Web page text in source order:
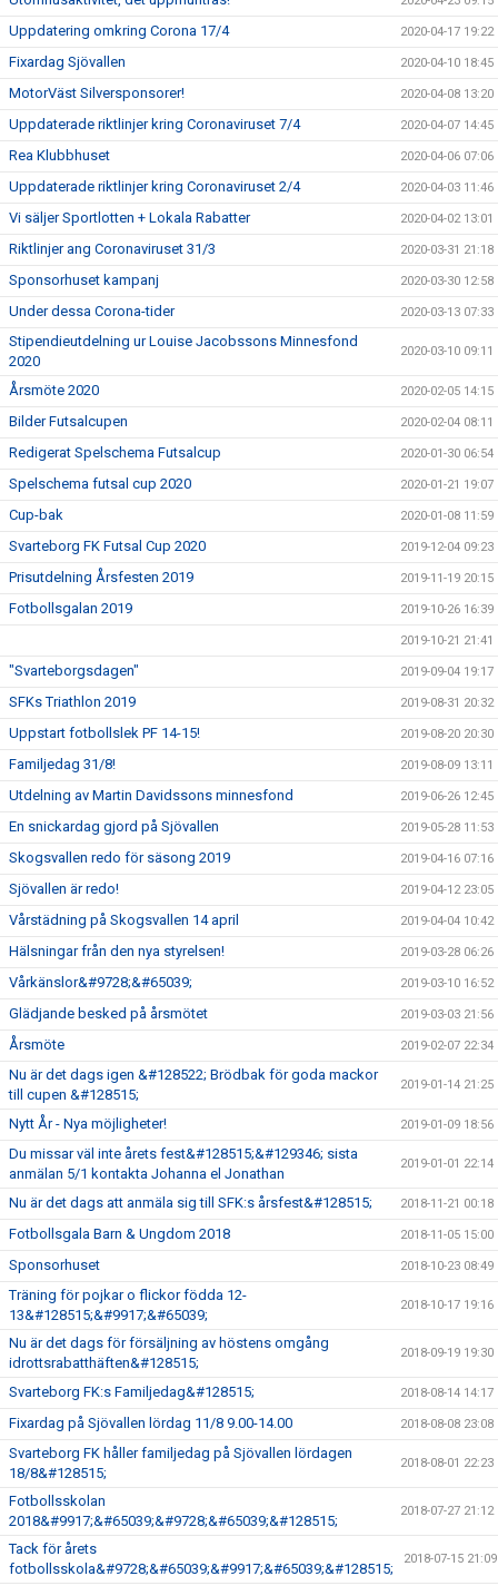
Uppdatering omkring Corona 17/4 2020-04-17 19:22
Fixardag Sjövallen 2020-04-10 18:45
MotorVäst Silversponsorer! 2020-04-08 13:20
Uppdaterade riktlinjer kring Coronaviruset 7/4 2020-04-07 14:45
Rea Klubbhuset 2020-04-06 07:06
Uppdaterade riktlinjer kring Coronaviruset 2/4 2020-04-03 11:46
Vi säljer Sportlotten + Lokala Rabatter 2020-04-02 13:01
Riktlinjer ang Coronaviruset 31/3 2020-03-31 21:18
Sponsorhuset kampanj 2020-03-30 12:58
Under dessa Corona-tider 2020-03-13 07:33
Stipendieutdelning ur Louise Jacobssons Minnesfond
2020
2020-03-10 09:11
Årsmöte 2020 2020-02-05 14:15
Bilder Futsalcupen 2020-02-04 08:11
Redigerat Spelschema Futsalcup 2020-01-30 06:54
Spelschema futsal cup 2020 2020-01-21 19:07
Cup-bak 2020-01-08 11:59
Svarteborg FK Futsal Cup 2020 2019-12-04 09:23
Prisutdelning Årsfesten 2019 2019-11-19 20:15
Fotbollsgalan 2019 2019-10-26 16:39
2019-10-21 21:41
"Svarteborgsdagen" 2019-09-04 19:17
SFKs Triathlon 2019 2019-08-31 20:32
Uppstart fotbollslek PF 14-15! 2019-08-20 20:30
Familjedag 31/8! 2019-08-09 13:11
Utdelning av Martin Davidssons minnesfond 2019-06-26 12:45
En snickardag gjord på Sjövallen 2019-05-28 11:53
Skogsvallen redo för säsong 2019 2019-04-16 07:16
Sjövallen är redo! 2019-04-12 23:05
Vårstädning på Skogsvallen 14 april 2019-04-04 10:42
Hälsningar från den nya styrelsen! 2019-03-28 06:26
Vårkänslor&#9728;&#65039; 2019-03-10 16:52
Glädjande besked på årsmötet 2019-03-03 21:56
Årsmöte 2019-02-07 22:34
Nu är det dags igen &#128522; Brödbak för goda mackor
till cupen &#128515;
2019-01-14 21:25
Nytt År - Nya möjligheter! 2019-01-09 18:56
Du missar väl inte årets fest&#128515;&#129346; sista
anmälan 5/1 kontakta Johanna el Jonathan
2019-01-01 22:14
Nu är det dags att anmäla sig till SFK:s årsfest&#128515; 2018-11-21 00:18
Fotbollsgala Barn & Ungdom 2018 2018-11-05 15:00
Sponsorhuset 2018-10-23 08:49
Träning för pojkar o flickor födda 12-
13&#128515;&#9917;&#65039;
2018-10-17 19:16
Nu är det dags för försäljning av höstens omgång
idrottsrabatthäften&#128515;
2018-09-19 19:30
Svarteborg FK:s Familjedag&#128515; 2018-08-14 14:17
Fixardag på Sjövallen lördag 11/8 9.00-14.00 2018-08-08 23:08
Svarteborg FK håller familjedag på Sjövallen lördagen
18/8&#128515;
2018-08-01 22:23
Fotbollsskolan
2018&#9917;&#65039;&#9728;&#65039;&#128515;
2018-07-27 21:12
Tack för årets
fotbollsskola&#9728;&#65039;&#9917;&#65039;&#128515;
2018-07-15 21:09